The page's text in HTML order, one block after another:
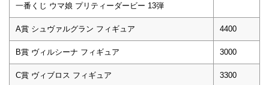
一番くじ ウマ娘 プリティーダービー 13弾
A賞 シュヴァルグラン フィギュア 4400
B賞 ヴィルシーナ フィギュア 3000
C賞 ヴィブロス フィギュア 3300